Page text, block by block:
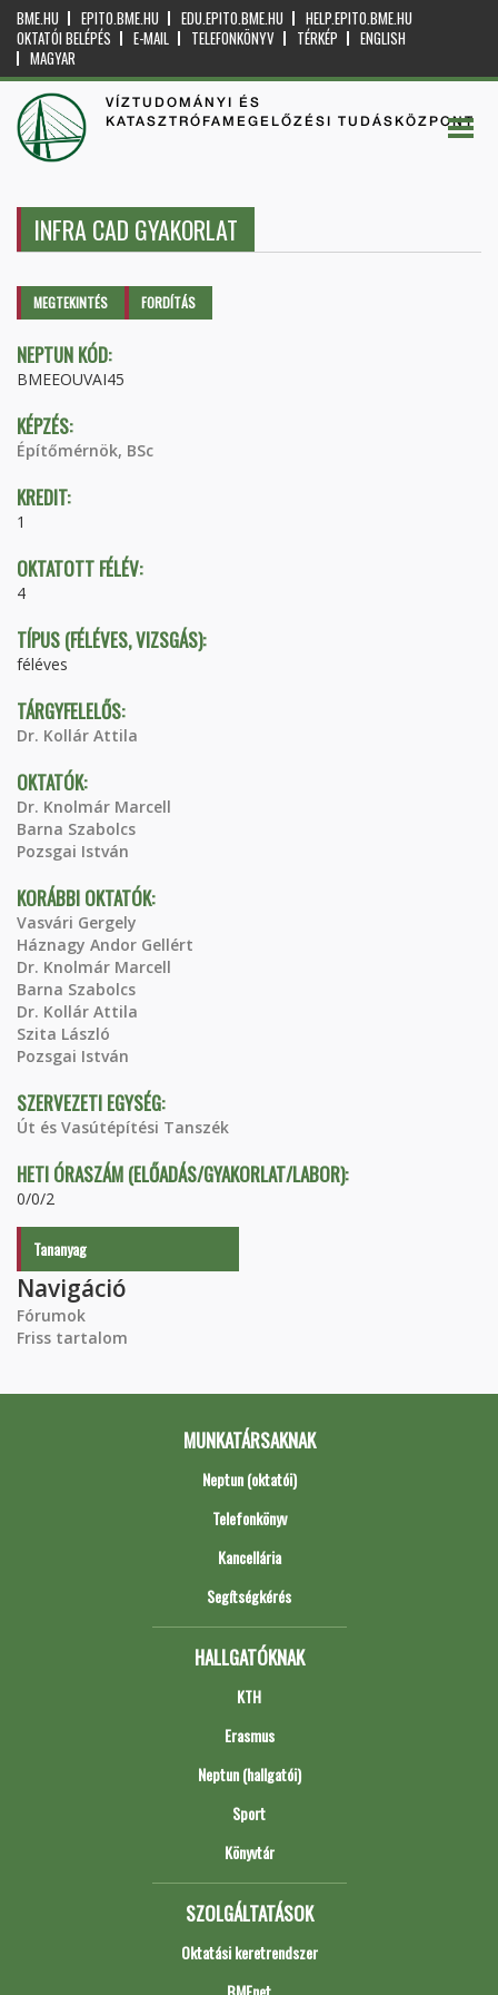
BME.HU EPITO.BME.HU EDU.EPITO.BME.HU
HELP.EPITO.BME.HU
OKTATÓI BELÉPÉS
E-MAIL TELEFONKÖNYV TÉRKÉP
ENGLISH
MAGYAR
VÍZTUDOMÁNYI ÉS
KATASZTRÓFAMEGELŐZÉSI TUDÁSKÖZPONT
INFRA CAD GYAKORLAT
Elsődleges fülek
MEGTEKINTÉS (AKTÍVFORDÍTÁS
NEPTUN KÓD:
BMEEOUVAI45
KÉPZÉS:
Építőmérnök, BSc
KREDIT:
1
OKTATOTT FÉLÉV:
4
TÍPUS (FÉLÉVES, VIZSGÁS):
féléves
TÁRGYFELELŐS:
Dr. Kollár Attila
OKTATÓK:
Dr. Knolmár Marcell
Barna Szabolcs
Pozsgai István
KORÁBBI OKTATÓK:
Vasvári Gergely
Háznagy Andor Gellért
Dr. Knolmár Marcell
Barna Szabolcs
Dr. Kollár Attila
Szita László
Pozsgai István
SZERVEZETI EGYSÉG:
Út és Vasútépítési Tanszék
HETI ÓRASZÁM (ELŐADÁS/GYAKORLAT/LABOR):
0/0/2
Tananyag
Navigáció
Fórumok
Friss tartalom
MUNKATÁRSAKNAK
Neptun (oktatói)
Telefonkönyv
Kancellária
Segítségkérés
HALLGATÓKNAK
KTH
Erasmus
Neptun (hallgatói)
Sport
Könyvtár
SZOLGÁLTATÁSOK
Oktatási keretrendszer